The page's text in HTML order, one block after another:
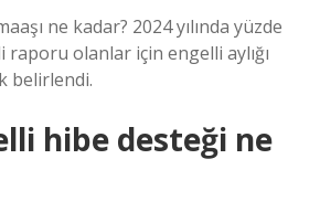
ne kadar? 2024 yılında yüzde
raporu olanlar için engelli aylığı
belirlendi.
hibe desteği ne